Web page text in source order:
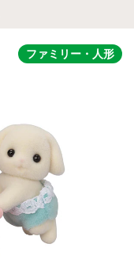
ファミリー・人形